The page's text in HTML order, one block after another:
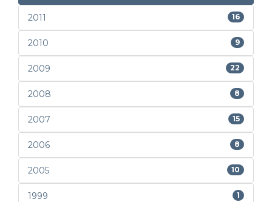
2011 16
2010 9
2009 22
2008 8
2007 15
2006 8
2005 10
1999 1